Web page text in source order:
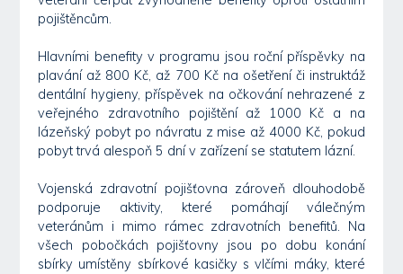
pojištěncům.
Hlavními benefity v programu jsou roční příspěvky na
plavání až 800 Kč, až 700 Kč na ošetření či instruktáž
dentální hygieny, příspěvek na očkování nehrazené z
veřejného zdravotního pojištění až 1000 Kč a na
lázeňský pobyt po návratu z mise až 4000 Kč, pokud
pobyt trvá alespoň 5 dní v zařízení se statutem lázní.
Vojenská zdravotní pojišťovna zároveň dlouhodobě
podporuje aktivity, které pomáhají válečným
veteránům i mimo rámec zdravotních benefitů. Na
všech pobočkách pojišťovny jsou po dobu konání
sbírky umístěny sbírkové kasičky s vlčími máky, které